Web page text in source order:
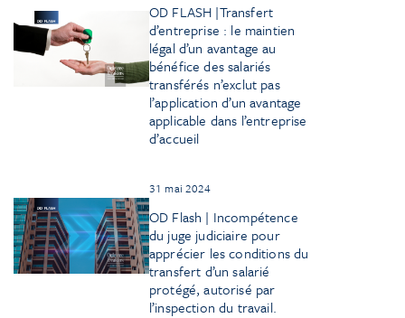
OD FLASH |Transfert
d’entreprise : le maintien
légal d’un avantage au
bénéfice des salariés
transférés n’exclut pas
l’application d’un avantage
applicable dans l’entreprise
d’accueil
31 mai 2024
OD Flash | Incompétence
du juge judiciaire pour
apprécier les conditions du
transfert d’un salarié
protégé, autorisé par
l’inspection du travail.